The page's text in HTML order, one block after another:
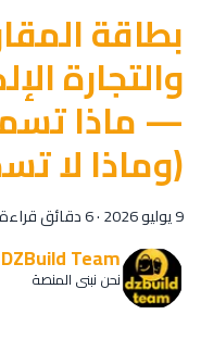
بطاقة
والتجارة
— ماذا
(وماذا لا
9 يوليو 2026 ·6 دقائق قراءة
DZBuild Team
نحن نبني المنصة